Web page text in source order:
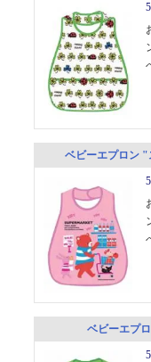
ベビーエプロン
ベビーエプ